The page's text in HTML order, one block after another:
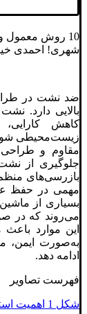
10 روش‌
شهری! احمدی
ضد نشت در
بالایی دارد.
کاهش
زیست‌محیطی شود.
مقاوم و طراحی
جلوگیری از
بازرسی‌های
مهمی در حفظ
بسیاری از
می‌روند که در
این موارد
به‌صورت ایمن،
ادامه دهد.
فهرست تصاویر
شکل 1 اهمیت استفاده از ابزار